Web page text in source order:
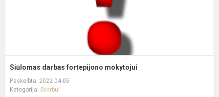
Siūlomas darbas fortepijono mokytojui
Paskelbta: 2022-04-05
Kategorija: Svarbu!